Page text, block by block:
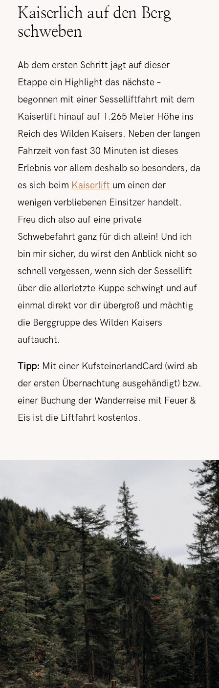
Kaiserlich auf den Berg
schweben
Ab dem ersten Schritt jagt auf dieser
Etappe ein Highlight das nächste –
begonnen mit einer Sesselliftfahrt mit dem
Kaiserlift hinauf auf 1.265 Meter Höhe ins
Reich des Wilden Kaisers. Neben der langen
Fahrzeit von fast 30 Minuten ist dieses
Erlebnis vor allem deshalb so besonders, da
es sich beim Kaiserlift um einen der
wenigen verbliebenen Einsitzer handelt.
Freu dich also auf eine private
Schwebefahrt ganz für dich allein! Und ich
bin mir sicher, du wirst den Anblick nicht so
schnell vergessen, wenn sich der Sessellift
über die allerletzte Kuppe schwingt und auf
einmal direkt vor dir übergroß und mächtig
die Berggruppe des Wilden Kaisers
auftaucht.
Tipp: Mit einer KufsteinerlandCard (wird ab
der ersten Übernachtung ausgehändigt) bzw.
einer Buchung der Wanderreise mit Feuer &
Eis ist die Liftfahrt kostenlos.